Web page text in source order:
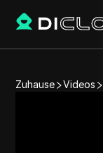
Zuhause Videos